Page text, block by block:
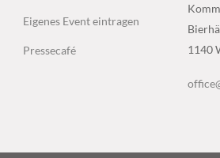
Eigenes Event eintragen
Pressecafé
1140